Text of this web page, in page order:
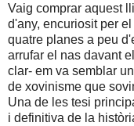
Vaig comprar aquest
d'any, encuriosit per
quatre planes a peu
arrufar el nas davant
clar- em va semblar
de xovinisme que
Una de les tesi
i definitiva de la